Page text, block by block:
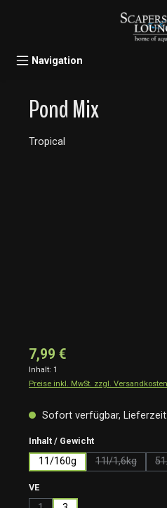
Navigation
Pond Mix
Tropical
7,99 €
Inhalt: 1
Preise inkl. MwSt. zzgl. Versandkosten
Sofort verfügbar,
Inhalt / Gewichtauswählen
11/160g 11l/1,6kg
(Diese
VEauswählen